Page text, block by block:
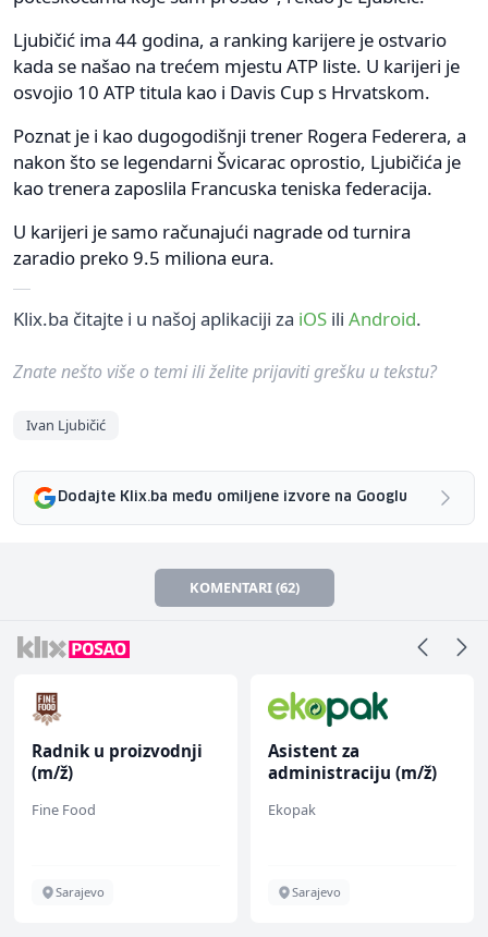
Ljubičić ima 44 godina, a ranking karijere je ostvario
kada se našao na trećem mjestu ATP liste. U karijeri je
osvojio 10 ATP titula kao i Davis Cup s Hrvatskom.
Poznat je i kao dugogodišnji trener Rogera Federera, a
nakon što se legendarni Švicarac oprostio, Ljubičića je
kao trenera zaposlila Francuska teniska federacija.
U karijeri je samo računajući nagrade od turnira
zaradio preko 9.5 miliona eura.
Klix.ba čitajte i u našoj aplikaciji za iOS ili Android.
Znate nešto više o temi ili želite prijaviti grešku u tekstu?
Ivan Ljubičić
Dodajte Klix.ba među omiljene izvore na Googlu
KOMENTARI (62)
Radnik u proizvodnji
(m/ž)
Fine Food
Sarajevo
Asistent za
administraciju (m/ž)
Ekopak
Sarajevo